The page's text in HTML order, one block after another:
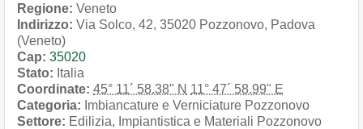
Regione: Veneto
Indirizzo: Via Solco, 42, 35020 Pozzonovo, Padova
(Veneto)
Cap: 35020
Stato: Italia
Coordinate: 45° 11´ 58.38" N 11° 47´ 58.99" E
Categoria: Imbiancature e Verniciature Pozzonovo
Settore: Edilizia, Impiantistica e Materiali Pozzonovo